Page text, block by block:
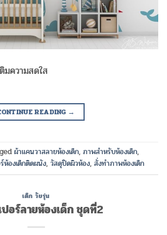
ห้องเด็กเติมความสดใส
READING →
ผ้าแคนวาสลายห้องเด็ก, ภาพสำหรับห้องเด็ก,
ห้องเด็กติดผนัง, วัสดุปิดผิวห้อง, สั่งทำภาพห้องเด็ก
เด็ก วัยรุ่น
ปอร์ลายห้องเด็ก ชุดที่2